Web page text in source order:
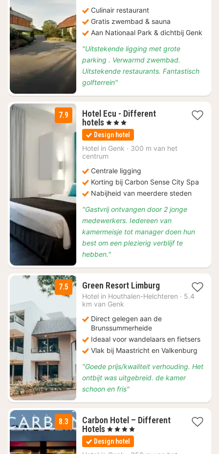
Culinair restaurant
Gratis zwembad & sauna
Aan Nationaal Park & dichtbij Genk
"Uitstekende ligging met grote
parking . Verwarmd zwembad.
Uitstekende restaurants. Fantastisch
golfterrein"
7.9
Hotel Ecu - Different
hotels1
nacht
vanaf
€
100
, 3 Sterren
Design hotel
Hotel in Genk · 300 m van het
centrum
Centrale ligging
Korting bij Carbon Sense City Spa
Nabijheid van meerdere steden
"Gastvrij ontvangen door 2 jonge
medewerkers. Iedereen van
kamermeisje tot manager doen hun
best om een plezierig verblijf te
hebben."
7.5 Green Resort Limburg1
nacht
130
Hotel in Houthalen-Helchteren · 5.4
km van Genk
Direct gelegen aan de
Brunssummerheide
Ideaal voor wandelaars en fietsers
Vlak bij Maastricht en Valkenburg
"Goede prijs/kwaliteit verhouding. Het
ontbijt was uitgebreid. de kamer
schoon en fris"
8.3
Carbon Hotel – Different
Hotels1
nacht
vanaf
, 4 Sterren
Design hotel